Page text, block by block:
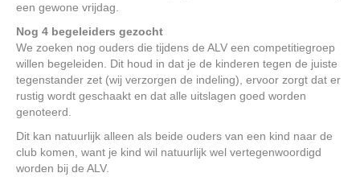
een gewone vrijdag.
Nog 4 begeleiders gezocht
We zoeken nog ouders die tijdens de ALV een competitiegroep
willen begeleiden. Dit houd in dat je de kinderen tegen de juiste
tegenstander zet (wij verzorgen de indeling), ervoor zorgt dat er
rustig wordt geschaakt en dat alle uitslagen goed worden
genoteerd.
Dit kan natuurlijk alleen als beide ouders van een kind naar de
club komen, want je kind wil natuurlijk wel vertegenwoordigd
worden bij de ALV.